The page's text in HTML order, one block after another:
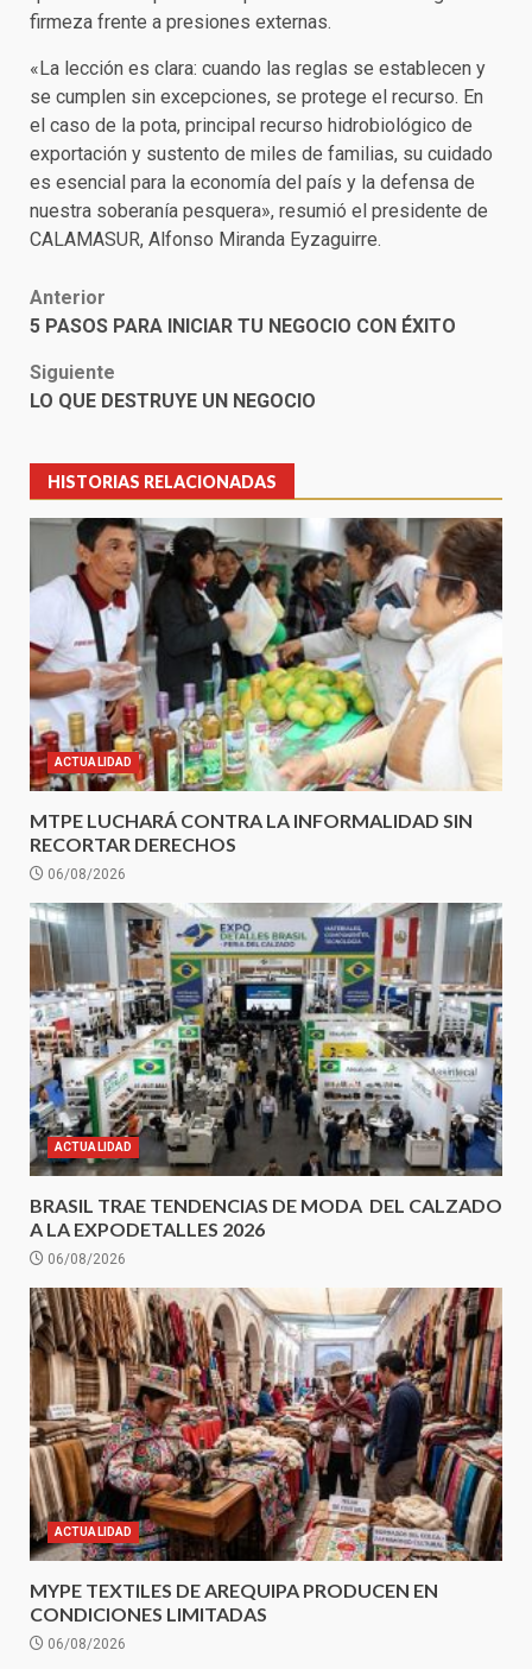
firmeza frente a presiones externas.
«La lección es clara: cuando las reglas se establecen y
se cumplen sin excepciones, se protege el recurso. En
el caso de la pota, principal recurso hidrobiológico de
exportación y sustento de miles de familias, su cuidado
es esencial para la economía del país y la defensa de
nuestra soberanía pesquera», resumió el presidente de
CALAMASUR, Alfonso Miranda Eyzaguirre.
Post
Anterior
5 PASOS PARA INICIAR TU NEGOCIO CON ÉXITO
Siguiente
LO QUE DESTRUYE UN NEGOCIO
HISTORIAS RELACIONADAS
ACTUALIDAD
MTPE LUCHARÁ CONTRA LA INFORMALIDAD SIN
RECORTAR DERECHOS
06/08/2026
ACTUALIDAD
BRASIL TRAE TENDENCIAS DE MODA DEL CALZADO
A LA EXPODETALLES 2026
06/08/2026
ACTUALIDAD
MYPE TEXTILES DE AREQUIPA PRODUCEN EN
CONDICIONES LIMITADAS
06/08/2026